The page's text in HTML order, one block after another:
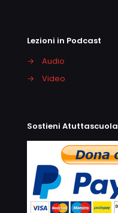
Lezioni in Podcast
→
Audio
→
Video
Sostieni Atuttascuola